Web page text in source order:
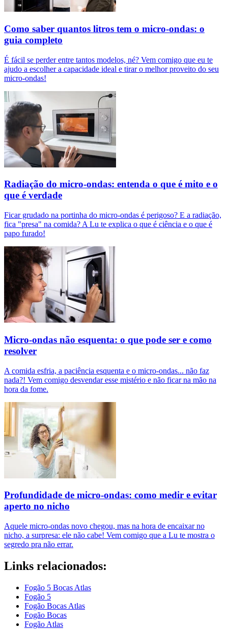
Como saber quantos litros tem o micro-ondas: o
guia completo
É fácil se perder entre tantos modelos, né? Vem comigo que eu te
ajudo a escolher a capacidade ideal e tirar o melhor proveito do seu
micro-ondas!
Radiação do micro-ondas: entenda o que é mito e o
que é verdade
Ficar grudado na portinha do micro-ondas é perigoso? E a radiação,
fica "presa" na comida? A Lu te explica o que é ciência e o que é
papo furado!
Micro-ondas não esquenta: o que pode ser e como
resolver
A comida esfria, a paciência esquenta e o micro-ondas... não faz
nada?! Vem comigo desvendar esse mistério e não ficar na mão na
hora da fome.
Profundidade de micro-ondas: como medir e evitar
aperto no nicho
Aquele micro-ondas novo chegou, mas na hora de encaixar no
nicho, a surpresa: ele não cabe! Vem comigo que a Lu te mostra o
segredo pra não errar.
Links relacionados:
Fogão 5 Bocas Atlas
Fogão 5
Fogão Bocas Atlas
Fogão Bocas
Fogão Atlas